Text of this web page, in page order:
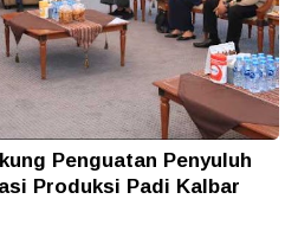
Penguatan Penyuluh
Produksi Padi Kalbar